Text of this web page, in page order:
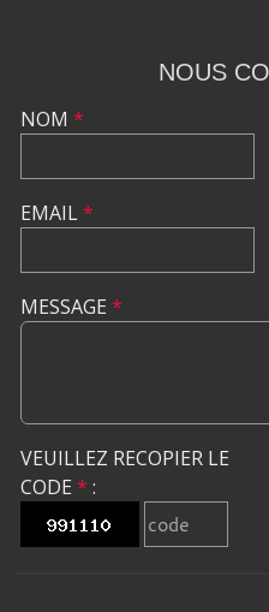
NOUS
NOM *
EMAIL*
MESSAGE *
VEUILLEZ RECOPIER LE
CODE * :